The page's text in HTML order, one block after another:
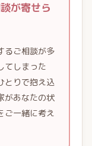
が寄せら
るご相談が多
てしまった
とりで抱え込
があなたの状
ご一緒に考え